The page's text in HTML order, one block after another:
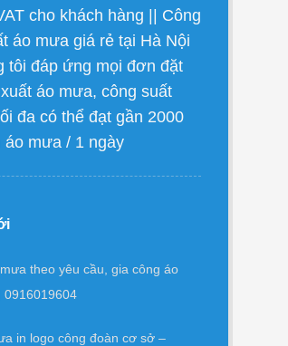
cho khách hàng || Công
áo mưa giá rẻ tại Hà Nội
tôi đáp ứng mọi đơn đặt
áo mưa, công suất
đa có thể đạt gần 2000
áo mưa / 1 ngày
theo yêu cầu, gia công áo
0916019604
in logo công đoàn cơ sở –